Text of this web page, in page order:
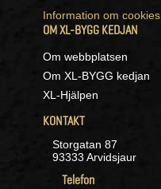
Information om cookies
OM XL-BYGG KEDJAN
Om webbplatsen
Om XL-BYGG kedjan
XL-Hjälpen
KONTAKT
Storgatan 87
93333 Arvidsjaur
Telefon